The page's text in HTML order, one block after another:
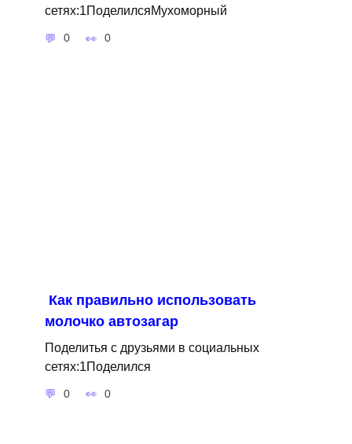
сетях:1ПоделилсяМухоморный
0 0
Как правильно использовать
молочко автозагар
Поделитья с друзьями в социальных
сетях:1Поделился
0 0